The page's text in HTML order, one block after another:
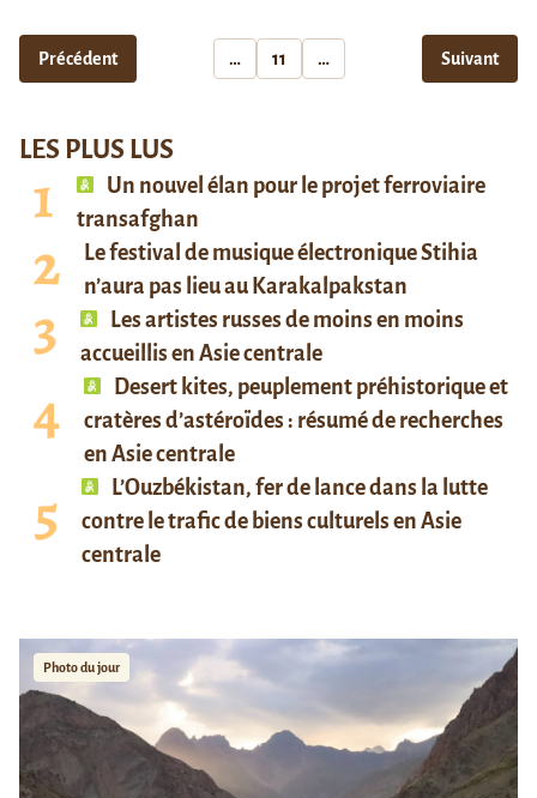
Précédent … 11 … Suivant
LES PLUS LUS
Un nouvel élan pour le projet ferroviaire
transafghan
Le festival de musique électronique Stihia
n’aura pas lieu au Karakalpakstan
Les artistes russes de moins en moins
accueillis en Asie centrale
Desert kites, peuplement préhistorique et
cratères d’astéroïdes : résumé de recherches
en Asie centrale
L’Ouzbékistan, fer de lance dans la lutte
contre le trafic de biens culturels en Asie
centrale
Photo du jour